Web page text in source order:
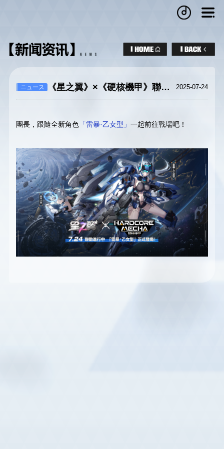
ニュース 《星之翼》×《硬核機甲》聯動正式開啟！ 2025-07-24
團長，跟隨全新角色 「雷暴·乙女型」一起前往戰場吧！